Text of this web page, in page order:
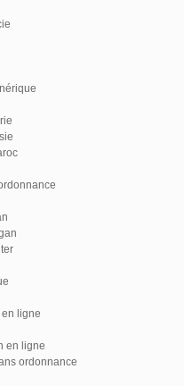
ligne
en ligne
ordonnance